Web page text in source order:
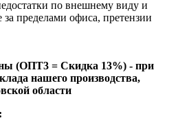
по внешнему виду и
пределами офиса, претензии
(ОПТ3 = Скидка 13%) - при
нашего производства,
области